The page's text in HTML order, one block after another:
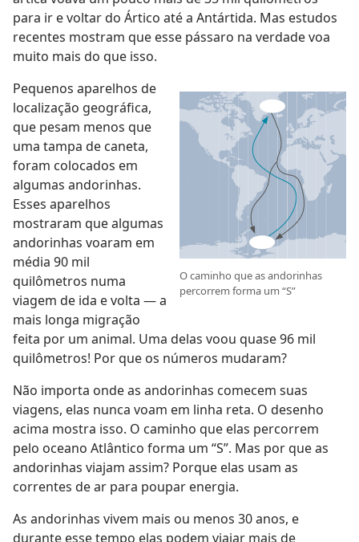
para ir e voltar do Ártico até a Antártida. Mas estudos
recentes mostram que esse pássaro na verdade voa
muito mais do que isso.
O caminho que as andorinhas
percorrem forma um “S”
Pequenos aparelhos de
localização geográfica,
que pesam menos que
uma tampa de caneta,
foram colocados em
algumas andorinhas.
Esses aparelhos
mostraram que algumas
andorinhas voaram em
média 90 mil
quilômetros numa
viagem de ida e volta — a
mais longa migração
feita por um animal. Uma delas voou quase 96 mil
quilômetros! Por que os números mudaram?
Não importa onde as andorinhas comecem suas
viagens, elas nunca voam em linha reta. O desenho
acima mostra isso. O caminho que elas percorrem
pelo oceano Atlântico forma um “S”. Mas por que as
andorinhas viajam assim? Porque elas usam as
correntes de ar para poupar energia.
As andorinhas vivem mais ou menos 30 anos, e
durante esse tempo elas podem viajar mais de